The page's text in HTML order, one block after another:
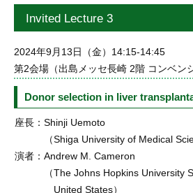
Invited Lecture 3
2024年9月13日（金）14:15-14:45
第2会場（出島メッセ長崎 2階 コンベン
Donor selection in liver
座長： Shinji Uemoto
（Shiga University of Medical
演者： Andrew M. Cameron
（The Johns Hopkins University
United States）